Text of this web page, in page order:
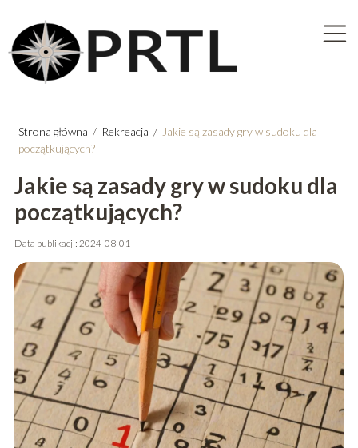
Strona główna / Rekreacja / Jakie są zasady gry w sudoku dla
początkujących?
Jakie są zasady gry w sudoku dla
początkujących?
Data publikacji: 2024-08-01